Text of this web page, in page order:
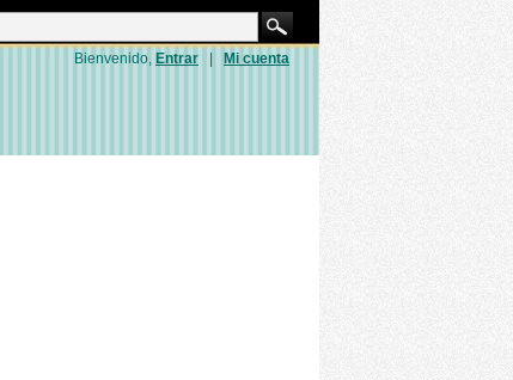
Bienvenido, Entrar Mi cuenta